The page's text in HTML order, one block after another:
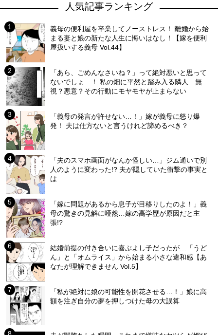
人気記事ランキング
義母の便利屋を卒業してノーストレス！ 離婚から始
まる妻と娘の新たな人生に悔いはなし！【嫁を便利
屋扱いする義母 Vol.44】
「あら、ごめんなさいね？」って絶対悪いと思って
ないでしょ…！ 私の畑に平然と踏み入る隣人…無
視？悪意？その行動にモヤモヤが止まらない
「義母の発言が許せない…！」嫁が義母に怒り爆
発！ 夫は仕方ないと言うけれど諦めるべき？
「夫のスマホ画面がなんか怪しい…」ジム通いで別
人のように変わった!? 夫が隠していた衝撃の事実と
は
「嫁に問題があるから息子が目移りしたのよ！」義
母の驚きの見解に唖然…嫁の高学歴が原因だと主
張!?
結婚前提の付き合いに喜ぶよし子だったが…「うど
ん」と「オムライス」から始まる小さな違和感【あ
なたが理解できません Vol.5】
「私が絶対に娘の可能性を開花させる…！」娘に高
額を注ぎ自分の夢を押しつけた母の大誤算